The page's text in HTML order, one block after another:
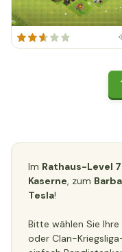
Im Rathaus-Level 7
Kaserne, zum
Tesla!
Bitte wählen Sie
oder Clan-